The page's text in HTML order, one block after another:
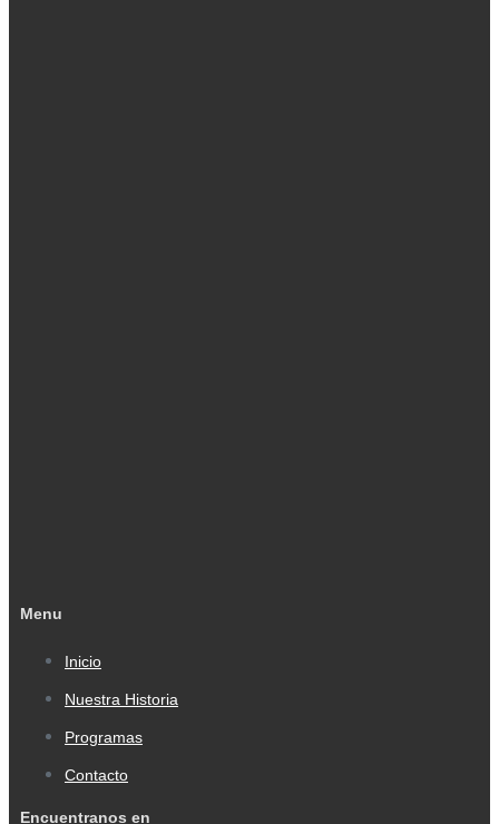
Menu
Inicio
Nuestra Historia
Programas
Contacto
Encuentranos en